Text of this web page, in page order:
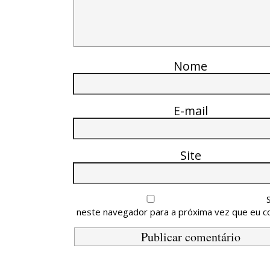
Nome
E-mail
Site
neste navegador para a próxima vez que eu